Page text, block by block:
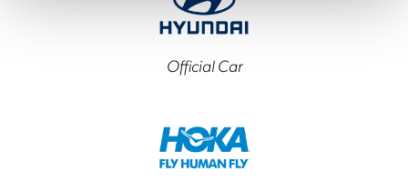
Official Car